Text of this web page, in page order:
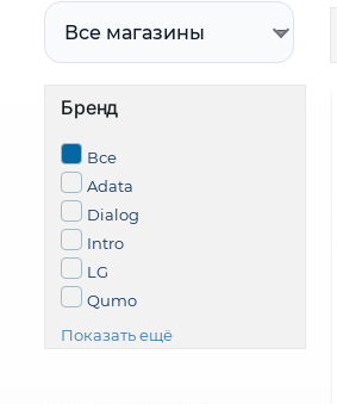
Бренд
Все
Adata
Dialog
Intro
LG
Qumo
Показать ещё